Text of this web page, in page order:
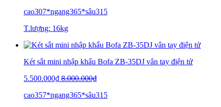
cao307*ngang365*sâu315
T.lượng: 16kg
Két sắt mini nhập khẩu Bofa ZB-35DJ vân tay điện tử
5.500.000₫ 8.000.000₫
cao357*ngang365*sâu315